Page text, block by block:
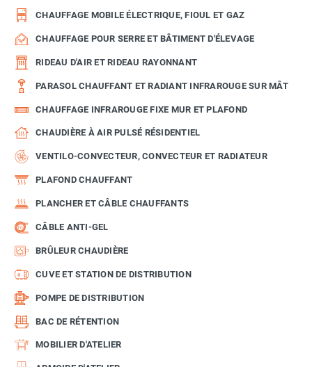
CHAUFFAGE MOBILE ÉLECTRIQUE, FIOUL ET GAZ
CHAUFFAGE POUR SERRE ET BÂTIMENT D'ÉLEVAGE
RIDEAU D'AIR ET RIDEAU RAYONNANT
PARASOL CHAUFFANT ET RADIANT INFRAROUGE SUR MÂT
CHAUFFAGE INFRAROUGE FIXE MUR ET PLAFOND
CHAUDIÈRE À AIR PULSÉ RÉSIDENTIEL
VENTILO-CONVECTEUR, CONVECTEUR ET RADIATEUR
PLAFOND CHAUFFANT
PLANCHER ET CÂBLE CHAUFFANTS
CÂBLE ANTI-GEL
BRÛLEUR CHAUDIÈRE
CUVE ET STATION DE DISTRIBUTION
POMPE DE DISTRIBUTION
BAC DE RÉTENTION
MOBILIER D'ATELIER